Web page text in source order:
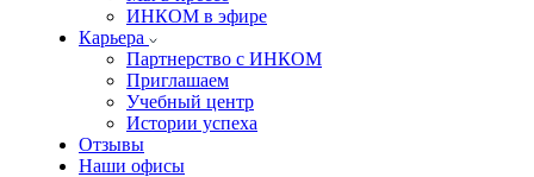
ИНКОМ в эфире
Карьера
Партнерство с ИНКОМ
Приглашаем
Учебный центр
Истории успеха
Отзывы
Наши офисы